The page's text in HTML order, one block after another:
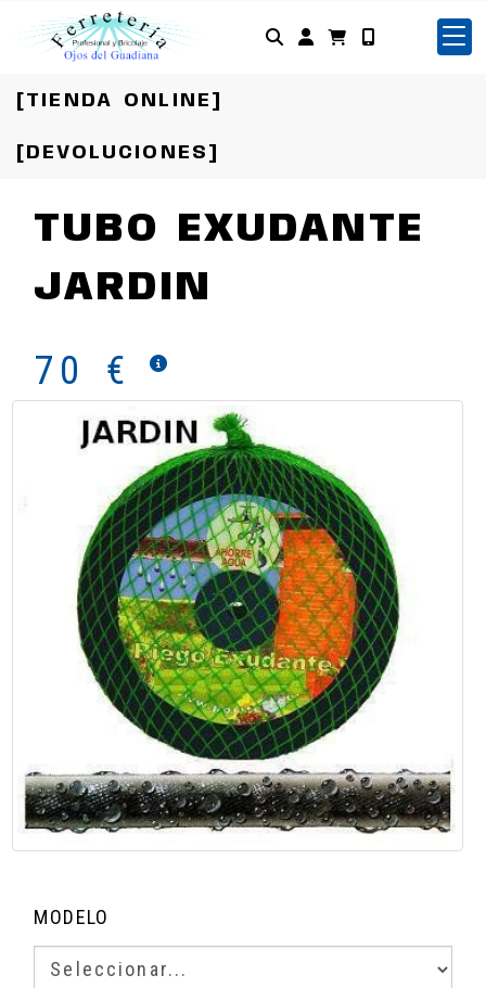
Identifícate
[TIENDA ONLINE]
[DEVOLUCIONES]
TUBO EXUDANTE
JARDIN
70 €
MODELO